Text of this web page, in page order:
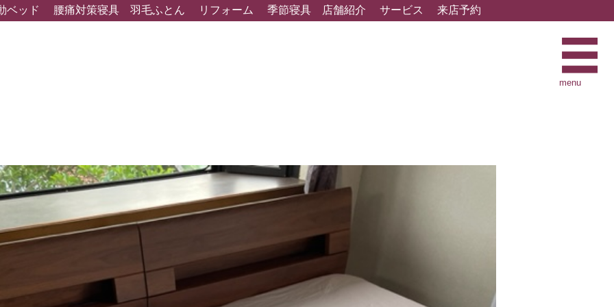
ベッド 腰痛対策寝具 羽毛ふとん リフォーム 季節寝具 店舗紹介 サービス 来店予約
menu